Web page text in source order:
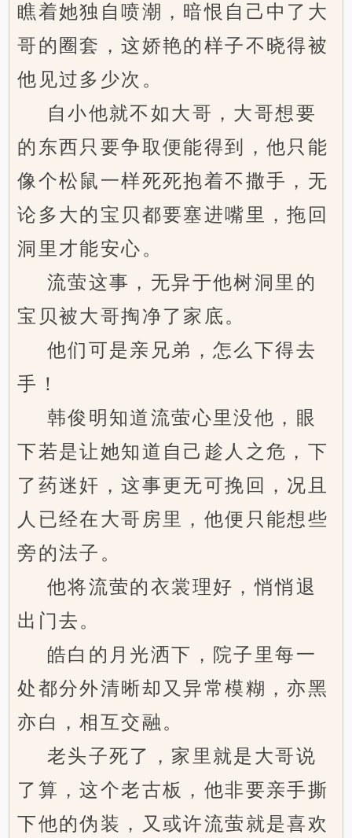
瞧着她独自喷潮，暗恨自己中了大
哥的圈套，这娇艳的样子不晓得被
他见过多少次。
自小他就不如大哥，大哥想要
的东西只要争取便能得到，他只能
像个松鼠一样死死抱着不撒手，无
论多大的宝贝都要塞进嘴里，拖回
洞里才能安心。
流萤这事，无异于他树洞里的
宝贝被大哥掏净了家底。
他们可是亲兄弟，怎么下得去
手！
韩俊明知道流萤心里没他，眼
下若是让她知道自己趁人之危，下
了药迷奸，这事更无可挽回，况且
人已经在大哥房里，他便只能想些
旁的法子。
他将流萤的衣裳理好，悄悄退
出门去。
皓白的月光洒下，院子里每一
处都分外清晰却又异常模糊，亦黑
亦白，相互交融。
老头子死了，家里就是大哥说
了算，这个老古板，他非要亲手撕
下他的伪装，又或许流萤就是喜欢